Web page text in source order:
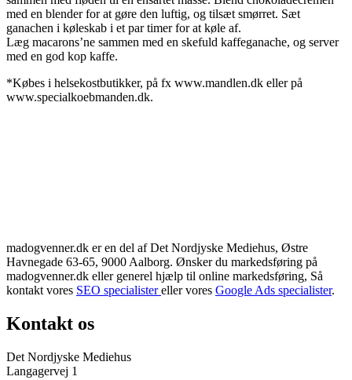
med en blender for at gøre den luftig, og tilsæt smørret. Sæt
ganachen i køleskab i et par timer for at køle af.
Læg macarons’ne sammen med en skefuld kaffeganache, og server
med en god kop kaffe.
*Købes i helsekostbutikker, på fx www.mandlen.dk eller på
www.specialkoebmanden.dk.
madogvenner.dk er en del af Det Nordjyske Mediehus, Østre
Havnegade 63-65, 9000 Aalborg. Ønsker du markedsføring på
madogvenner.dk eller generel hjælp til online markedsføring, Så
kontakt vores SEO specialistereller vores Google Ads specialister.
Kontakt os
Det Nordjyske Mediehus
Langagervej 1